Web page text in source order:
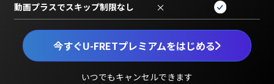
今すぐU-FRETプレミアムをはじめる
いつでもキャンセルできます
動画プラスでスキップ制限なし ×